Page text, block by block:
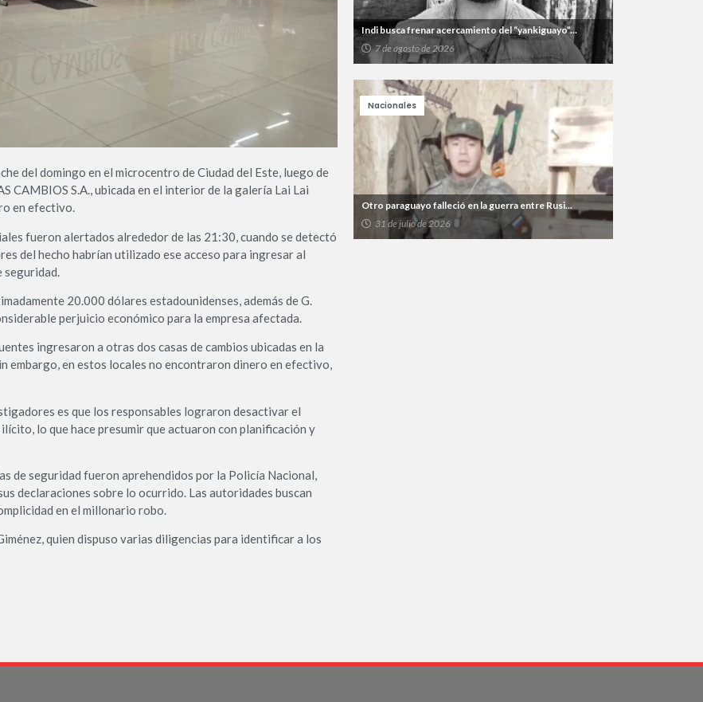
del domingo en el microcentro de Ciudad del Este, luego de
CAMBIOS S.A., ubicada en el interior de la galería Lai Lai
en efectivo.
fueron alertados alrededor de las 21:30, cuando se detectó
del hecho habrían utilizado ese acceso para ingresar al
20.000 dólares estadounidenses, además de G.
perjuicio económico para la empresa afectada.
ingresaron a otras dos casas de cambios ubicadas en la
embargo, en estos locales no encontraron dinero en efectivo,
es que los responsables lograron desactivar el
lo que hace presumir que actuaron con planificación y
de seguridad fueron aprehendidos por la Policía Nacional,
declaraciones sobre lo ocurrido. Las autoridades buscan
en el millonario robo.
quien dispuso varias diligencias para identificar a los
Indi busca frenar acercamiento del “yankiguayo”...
7 de agosto de 2026
Otro paraguayo falleció en la guerra entre Rusi...
31 de julio de 2026
Nacionales